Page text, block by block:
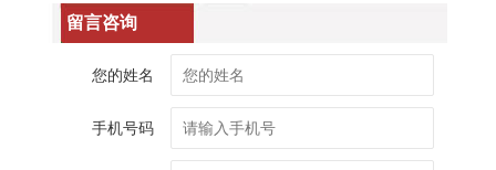
留言咨询
您的姓名
手机号码